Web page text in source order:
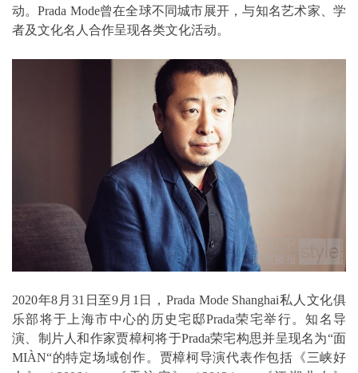
动。Prada Mode曾在全球不同城市展开，与知名艺术家、学
者及文化名人合作呈现各类文化活动。
2020年8月31日至9月1日，Prada Mode Shanghai私人文化俱
乐部将于上海市中心的历史宅邸Prada荣宅举行。知名导
演、制片人和作家贾樟柯将于Prada荣宅构思并呈现名为“面
MIÀN“的特定场域创作。贾樟柯导演代表作包括《三峡好